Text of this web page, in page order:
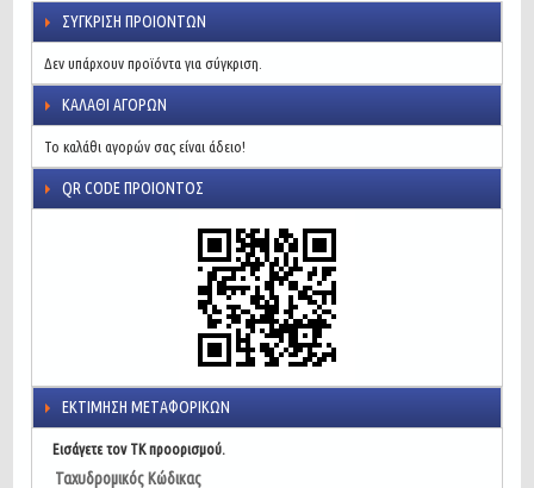
ΣΎΓΚΡΙΣΗ ΠΡΟΙΌΝΤΩΝ
Δεν υπάρχουν προϊόντα για σύγκριση.
ΚΑΛΆΘΙ ΑΓΟΡΏΝ
Το καλάθι αγορών σας είναι άδειο!
QR CODE ΠΡΟΙΌΝΤΟΣ
ΕΚΤΊΜΗΣΗ ΜΕΤΑΦΟΡΙΚΏΝ
Εισάγετε τον ΤΚ προορισμού.
Ταχυδρομικός Κώδικας